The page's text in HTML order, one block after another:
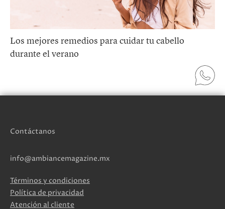
Los mejores remedios para cuidar tu cabello
durante el verano
Contáctanos
info@ambiancemagazine.mx
Términos y condiciones
Política de privacidad
Atención al cliente